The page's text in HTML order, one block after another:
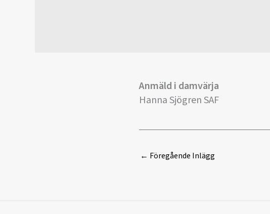
Anmäld i damvärja
Hanna Sjögren SAF
← Föregående Inlägg